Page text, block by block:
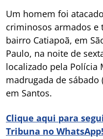
Um homem foi
criminosos armados e
bairro Catiapoã, em
Paulo, na noite de
localizado pela Polícia
madrugada de sábado
em Santos.
Clique aqui para
Tribuna no WhatsApp!